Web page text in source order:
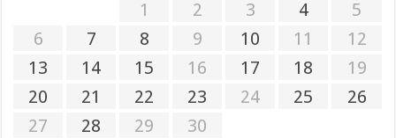
1
2 3 4
5
6
7 8 9 10 11
12
13
14 15 16 17 18
19
20
21 22 23 24 25
26
27
28 29
30